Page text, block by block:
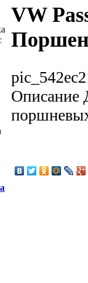
VW
Описание